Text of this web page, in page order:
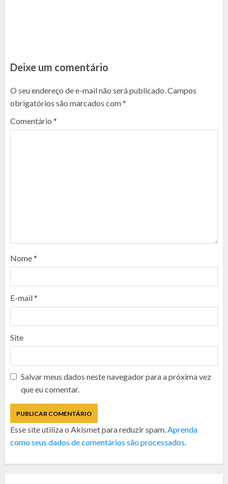
Deixe um comentário
O seu endereço de e-mail não será publicado.Campos
obrigatórios são marcados com*
Comentário *
Nome*
E-mail*
Site
Salvar meus dados neste navegador para a próxima vez
que eu comentar.
Esse site utiliza o Akismet para reduzir spam.Aprenda
como seus dados de comentários são processados.